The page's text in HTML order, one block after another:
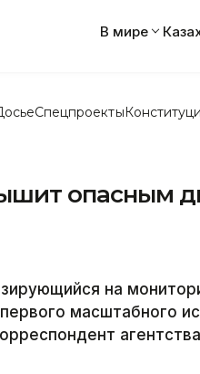
В мире
Спецпроекты
опасным
на
масштабного